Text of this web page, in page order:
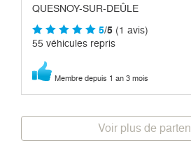
QUESNOY-SUR-DEÛLE
5/5 (1 avis)
55 véhicules repris
Membre depuis 1 an 3 mois
Voir plus de